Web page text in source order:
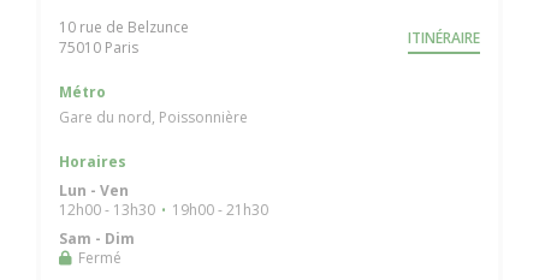
10 rue de Belzunce
75010 Paris((ouvre une nouvelle fenêtre)) ITINÉRAIRE
Métro
Gare du nord, Poissonnière
Horaires
Lun - Ven
12h00 - 13h30 • 19h00 - 21h30
Sam - Dim
Fermé